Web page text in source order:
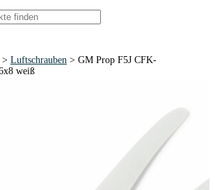
> Luftschrauben > GM Prop F5J CFK-
weiß